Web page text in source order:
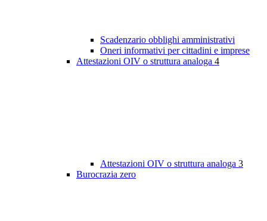
Scadenzario obblighi amministrativi
Oneri informativi per cittadini e imprese
Attestazioni OIV o struttura analoga 4
Attestazioni OIV o struttura analoga 3
Burocrazia zero